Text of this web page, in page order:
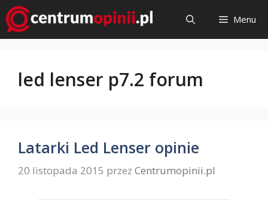
Przejdź
do
treści
Menu
led lenser p7.2 forum
Latarki Led Lenser opinie
20 listopada 2015 przez Centrumopinii.pl